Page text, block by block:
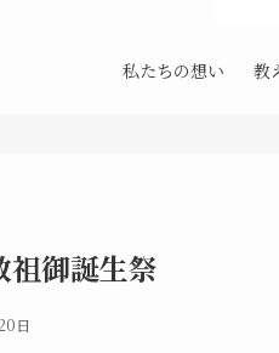
私たちの想い 教
御誕生祭
日